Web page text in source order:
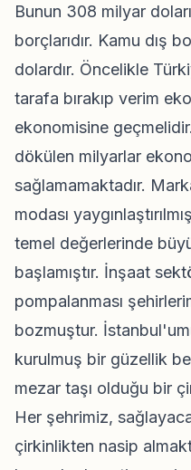
Bunun 308 milyar
borçlarıdır. Kamu dış
dolardır. Öncelikle
tarafa bırakıp verim
ekonomisine
dökülen milyarlar
sağlamamaktadır.
modası
temel değerlerinde
başlamıştır. İnşaat
pompalanması
bozmuştur.
kurulmuş bir güzellik
mezar taşı olduğu bir
Her şehrimiz,
çirkinlikten nasip